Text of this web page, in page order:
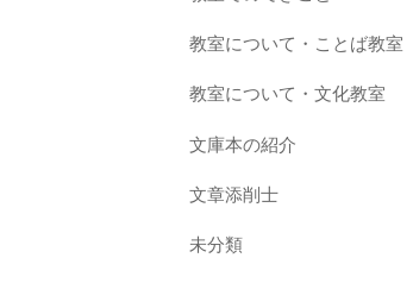
教室について・ことば教室
教室について・文化教室
文庫本の紹介
文章添削士
未分類